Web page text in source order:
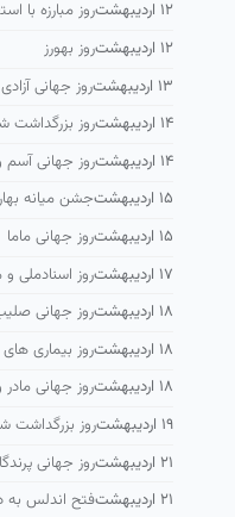
۱۲ اردیبهشت
روز مبارزه با
۱۲ اردیبهشت
روز بهورز
۱۳ اردیبهشت
روز جهانی
۱۴ اردیبهشت
روز
۱۴ اردیبهشت
روز جهانی آسم
۱۵ اردیبهشت
جشن میانه
۱۵ اردیبهشت
روز جهانی ماما
۱۷ اردیبهشت
روز اسنادملی
۱۸ اردیبهشت
روز جهانی
۱۸ اردیبهشت
روز بیماری
۱۸ اردیبهشت
روز جهانی
۱۹ اردیبهشت
روز بزرگداشت
۲۱ اردیبهشت
روز جهانی
۲۱ اردیبهشت
فتح اندلس به